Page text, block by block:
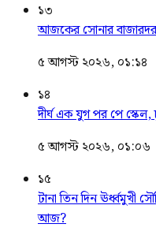
১৩
আজকের সোনার
৫ আগস্ট ২০২৬, ০১:১৪
১৪
দীর্ঘ এক যুগ পর পে স্কেল,
৫ আগস্ট ২০২৬, ০১:০৬
১৫
টানা তিন দিন ঊর্ধ্বমুখী
আজ?